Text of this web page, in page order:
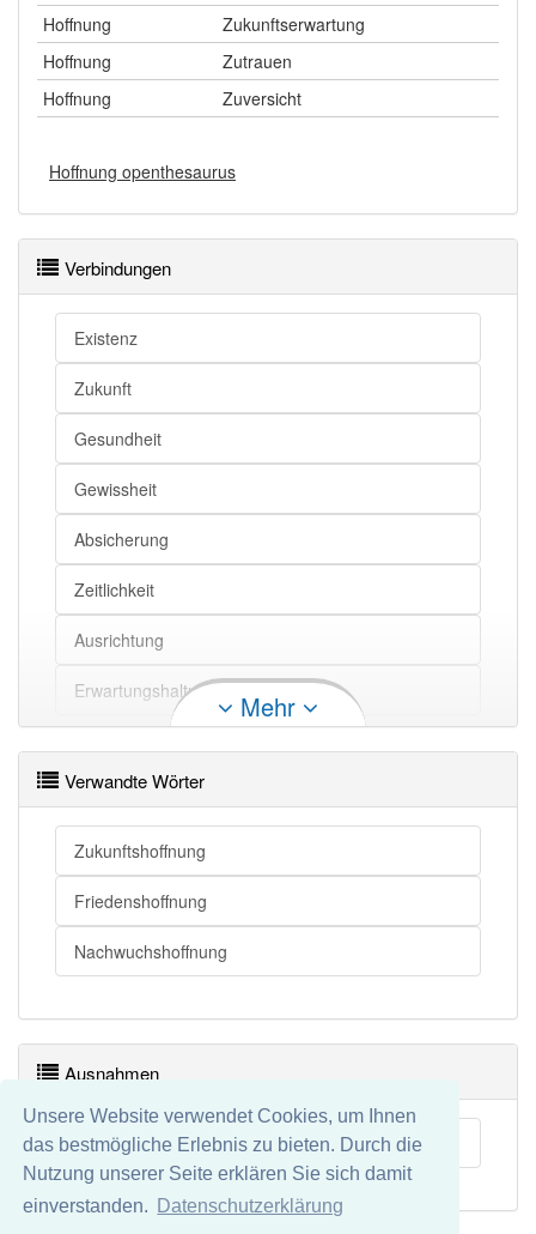
Unsere Website verwendet Cookies, um Ihnen
das bestmögliche Erlebnis zu bieten. Durch die
Nutzung unserer Seite erklären Sie sich damit
einverstanden.
Datenschutzerklärung
Hoffnung
Zukunftserwartung
Hoffnung
Zutrauen
Hoffnung
Zuversicht
Hoffnung openthesaurus
Verbindungen
Existenz
Zukunft
Gesundheit
Gewissheit
Absicherung
Zeitlichkeit
Ausrichtung
Erwartungshaltung Mehr
Verwandte Wörter
Zukunftshoffnung
Friedenshoffnung
Nachwuchshoffnung
Ausnahmen
Kap der Guten Hoffnung